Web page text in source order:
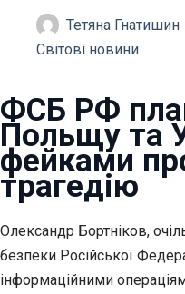
Тетяна Гнатишин
Світові новини
ФСБ РФ
Польщу та
фейками
трагедію
Олександр Бортніков,
безпеки Російської
інформаційними